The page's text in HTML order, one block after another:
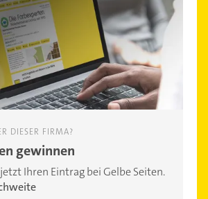
DIESER FIRMA?
gewinnen
Ihren Eintrag bei Gelbe Seiten.